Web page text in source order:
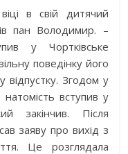
в свій дитячий
пан Володимир. –
у Чортківське
поведінку його
відпустку. Згодом у
вступив у
закінчив. Після
заяву про вихід з
Це розглядала